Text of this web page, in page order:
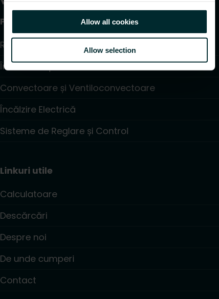
Allow all cookies
Allow selection
Produse
Radiatoare și Portprosoape
Încălzire în pardoseală
Convectoare și Ventiloconvectoare
Încălzire Electrică
Sisteme de Reglare și Control
Linkuri utile
Calculatoare
Descărcări
Despre noi
De unde cumperi
Contact